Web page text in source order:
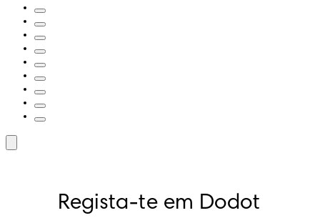
Regista-te em Dodot